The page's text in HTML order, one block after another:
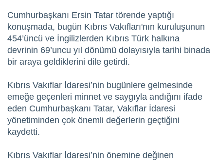
Cumhurbaşkanı Ersin Tatar törende yaptığı
konuşmada, bugün Kıbrıs Vakıfları'nın kuruluşunun
454’üncü ve İngilizlerden Kıbrıs Türk halkına
devrinin 69’uncu yıl dönümü dolayısıyla tarihi binada
bir araya geldiklerini dile getirdi.
Kıbrıs Vakıflar İdaresi’nin bugünlere gelmesinde
emeğe geçenleri minnet ve saygıyla andığını ifade
eden Cumhurbaşkanı Tatar, Vakıflar İdaresi
yönetiminden çok önemli değerlerin geçtiğini
kaydetti.
Kıbrıs Vakıflar İdaresi’nin önemine değinen